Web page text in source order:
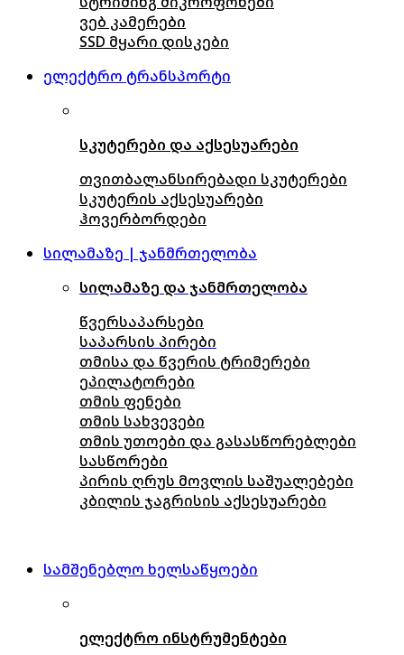
ვებ კამერები
SSD მყარი დისკები
ელექტრო ტრანსპორტი
სკუტერები და აქსესუარები
თვითბალანსირებადი სკუტერები
სკუტერის აქსესუარები
ჰოვერბორდები
სილამაზე | ჯანმრთელობა
სილამაზე და ჯანმრთელობა
წვერსაპარსები
საპარსის პირები
თმისა და წვერის ტრიმერები
ეპილატორები
თმის ფენები
თმის სახვევები
თმის უთოები და გასასწორებლები
სასწორები
პირის ღრუს მოვლის საშუალებები
კბილის ჯაგრისის აქსესუარები
სამშენებლო ხელსაწყოები
ელექტრო ინსტრუმენტები